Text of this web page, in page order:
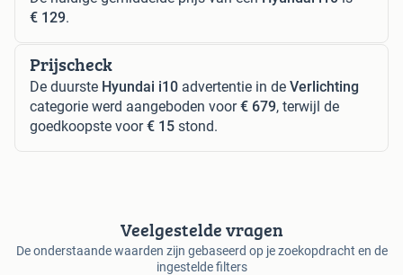
€ 129.
Prijscheck
De duurste Hyundai i10 advertentie in de Verlichting
categorie werd aangeboden voor€ 679, terwijl de
goedkoopste voor€ 15 stond.
Veelgestelde vragen
De onderstaande waarden zijn gebaseerd op je zoekopdracht en de
ingestelde filters